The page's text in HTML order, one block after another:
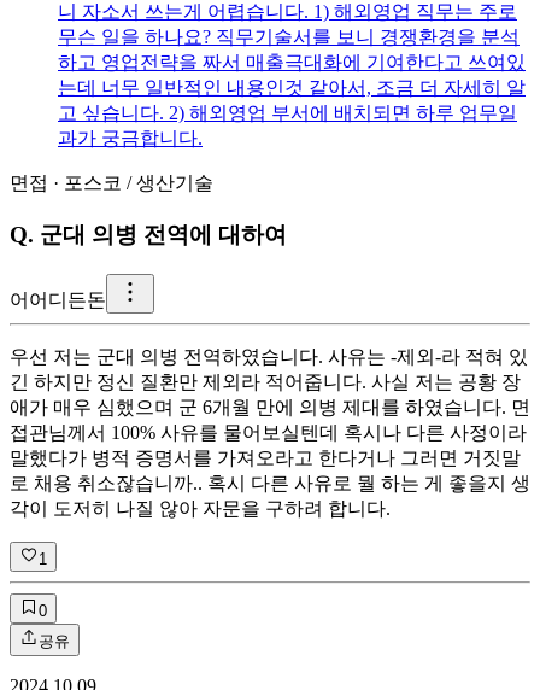
니 자소서 쓰는게 어렵습니다. 1) 해외영업 직무는 주로
무슨 일을 하나요? 직무기술서를 보니 경쟁환경을 분석
하고 영업전략을 짜서 매출극대화에 기여한다고 쓰여있
는데 너무 일반적인 내용인것 같아서, 조금 더 자세히 알
고 싶습니다. 2) 해외영업 부서에 배치되면 하루 업무일
과가 궁금합니다.
면접 · 포스코 /생산기술
Q. 군대 의병 전역에 대하여
어 어디든돈
우선 저는 군대 의병 전역하였습니다. 사유는 -제외-라 적혀 있
긴 하지만 정신 질환만 제외라 적어줍니다. 사실 저는 공황 장
애가 매우 심했으며 군 6개월 만에 의병 제대를 하였습니다. 면
접관님께서 100% 사유를 물어보실텐데 혹시나 다른 사정이라
말했다가 병적 증명서를 가져오라고 한다거나 그러면 거짓말
로 채용 취소잖습니까.. 혹시 다른 사유로 뭘 하는 게 좋을지 생
각이 도저히 나질 않아 자문을 구하려 합니다.
1
0
공유
2024.10.09